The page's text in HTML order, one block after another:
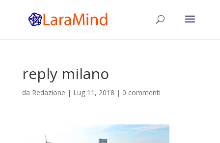
reply milano
da Redazione | Lug 11, 2018 | 0 commenti